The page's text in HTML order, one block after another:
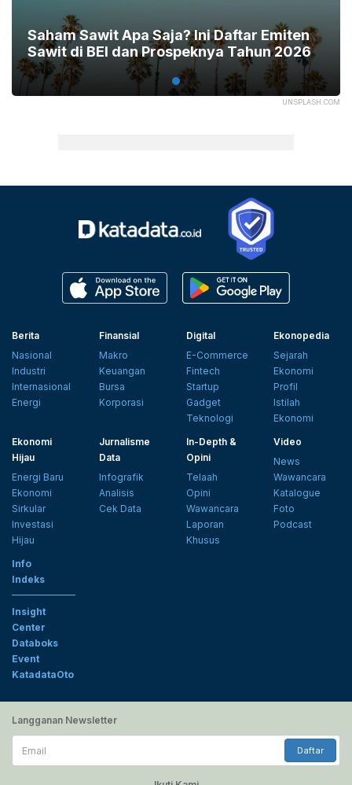
UNSPLASH.COM
Saham Sawit Apa Saja? Ini Daftar Emiten
Sawit di BEI dan Prospeknya Tahun 2026
Berita
Nasional
Industri
Internasional
Energi
Finansial
Makro
Keuangan
Bursa
Korporasi
Digital
E-Commerce
Fintech
Startup
Gadget
Teknologi
Ekonopedia
Sejarah
Ekonomi
Profil
Istilah
Ekonomi
Ekonomi
Hijau
Energi Baru
Ekonomi
Sirkular
Investasi
Hijau
Jurnalisme
Data
Infografik
Analisis
Cek Data
In-Depth &
Opini
Telaah
Opini
Wawancara
Laporan
Khusus
Video
News
Wawancara
Katalogue
Foto
Podcast
Info
Indeks
Insight
Center
Databoks
Event
KatadataOto
Langganan Newsletter
Email
Daftar